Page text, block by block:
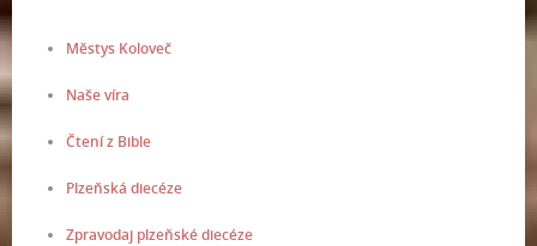
Městys Koloveč
Naše víra
Čtení z Bible
Plzeňská diecéze
Zpravodaj plzeňské diecéze